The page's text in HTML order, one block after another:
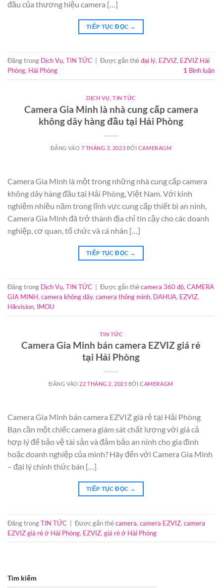
đầu của thương hiệu camera […]
TIẾP TỤC ĐỌC →
Đăng trong Dịch Vụ, TIN TỨC Được gắn thẻđại lý, EZVIZ, EZVIZ Hải
Phòng, Hải Phòng 1 Bình luận
DỊCH VỤ ,TIN TỨC
Camera Gia Minh là nhà cung cấp camera
không dây hàng đầu tại Hải Phòng
ĐĂNG VÀO 7 THÁNG 3, 2023 BỞI CAMERAGM
Camera Gia Minh là một trong những nhà cung cấp camera
không dây hàng đầu tại Hải Phòng, Việt Nam. Với kinh
nghiệm nhiều năm trong lĩnh vực cung cấp thiết bị an ninh,
Camera Gia Minh đã trở thành địa chỉ tin cậy cho các doanh
nghiệp, cơ quan, tổ chức và cá nhân […]
TIẾP TỤC ĐỌC →
Đăng trong Dịch Vụ, TIN TỨC Được gắn thẻcamera 360 độ, CAMERA
GIA MINH, camera không dây, camera thông minh, DAHUA, EZVIZ,
Hikvision, IMOU
TIN TỨC
Camera Gia Minh bán camera EZVIZ giá rẻ
tại Hải Phòng
ĐĂNG VÀO 22 THÁNG 2, 2023 BỞICAMERAGM
Camera Gia Minh bán camera EZVIZ giá rẻ tại Hải Phòng
Bạn cần một chiếc camera giám sát chất lượng với giá cả
hợp lý để bảo vệ tài sản và đảm bảo an ninh cho gia đình
hoặc doanh nghiệp của mình? Hãy đến với Camera Gia Minh
– đại lý chính thức bán […]
TIẾP TỤC ĐỌC →
Đăng trongTIN TỨC Được gắn thẻcamera, camera EZVIZ, camera
EZVIZ giá rẻ ở Hải Phòng, EZVIZ, giá rẻ ở Hải Phòng
Tìm kiếm